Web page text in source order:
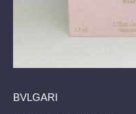
BVLGARI